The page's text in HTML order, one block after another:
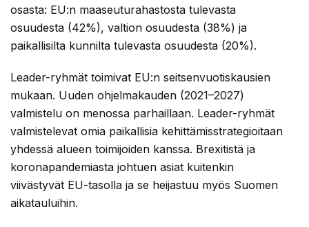
osasta: EU:n maaseuturahastosta tulevasta
osuudesta (42%), valtion osuudesta (38%) ja
paikallisilta kunnilta tulevasta osuudesta (20%).
Leader-ryhmät toimivat EU:n seitsenvuotiskausien
mukaan. Uuden ohjelmakauden (2021–2027)
valmistelu on menossa parhaillaan. Leader-ryhmät
valmistelevat omia paikallisia kehittämisstrategioitaan
yhdessä alueen toimijoiden kanssa. Brexitistä ja
koronapandemiasta johtuen asiat kuitenkin
viivästyvät EU-tasolla ja se heijastuu myös Suomen
aikatauluihin.